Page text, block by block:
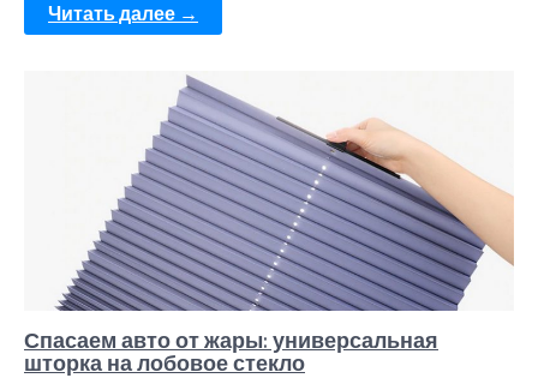
Читать далее →
Спасаем авто от жары: универсальная
шторка на лобовое стекло